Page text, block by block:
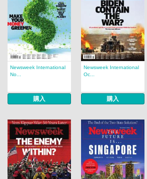
Newsweek International
No...
購入
Newsweek International
Oc...
購入